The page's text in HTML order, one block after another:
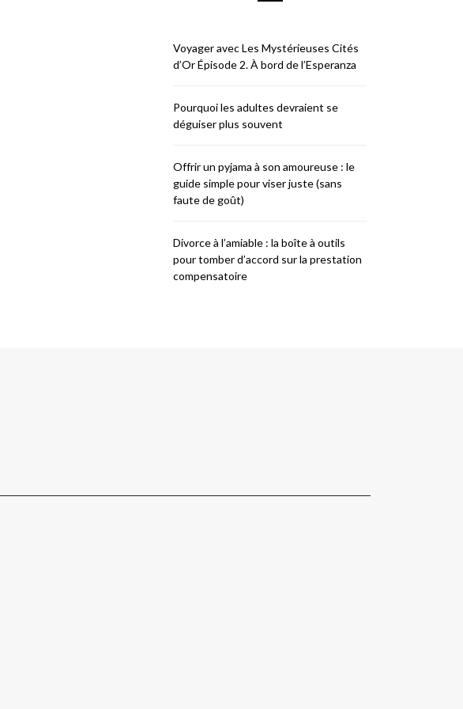
Voyager avec Les Mystérieuses Cités
d’Or Épisode 2. À bord de l’Esperanza
Pourquoi les adultes devraient se
déguiser plus souvent
Offrir un pyjama à son amoureuse : le
guide simple pour viser juste (sans
faute de goût)
Divorce à l’amiable : la boîte à outils
pour tomber d’accord sur la prestation
compensatoire